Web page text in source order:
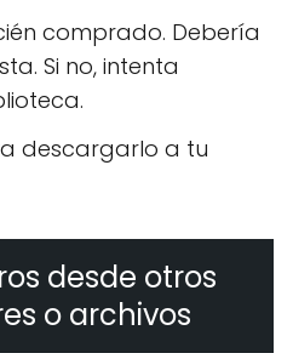
comprado. Debería
Si no, intenta
descargarlo a tu
desde otros
o archivos